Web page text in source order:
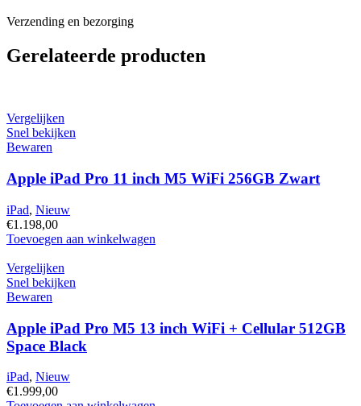
Verzending en bezorging
Gerelateerde producten
Vergelijken
Snel bekijken
Bewaren
Apple iPad Pro 11 inch M5 WiFi 256GB Zwart
iPad, Nieuw
€1.198,00
Apple
Pro
11
inch
WiFi
256GB
Zwart
Toevoegen aan winkelwagen
Vergelijken
Snel bekijken
Bewaren
Apple iPad Pro M5 13 inch WiFi + Cellular 512GB
Space Black
iPad, Nieuw
€1.999,00